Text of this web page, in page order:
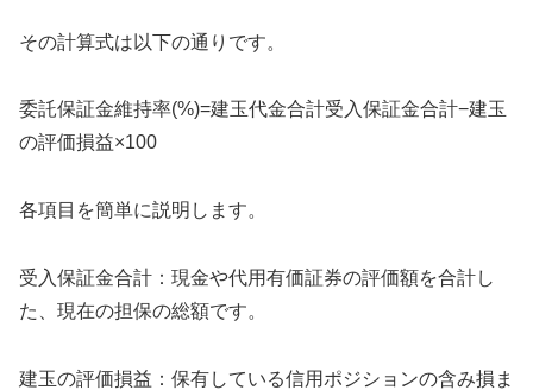
その計算式は以下の通りです。
委託保証金維持率(%)=建玉代金合計受入保証金合計−建玉
の評価損益​×100
各項目を簡単に説明します。
受入保証金合計：現金や代用有価証券の評価額を合計し
た、現在の担保の総額です。
建玉の評価損益：保有している信用ポジションの含み損ま